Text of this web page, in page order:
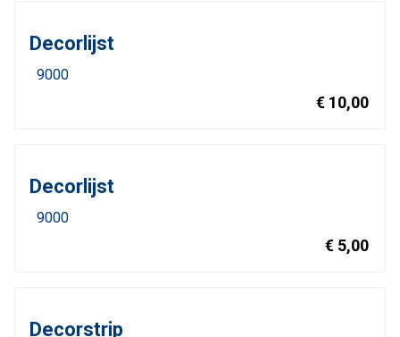
Decorlijst
9000
€ 10,00
Decorlijst
9000
€ 5,00
Decorstrip